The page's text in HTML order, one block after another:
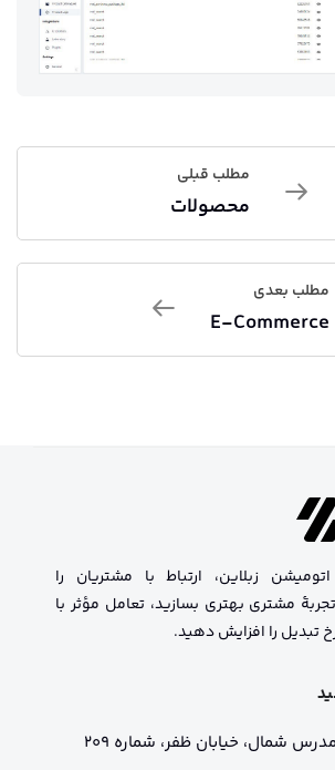
مطلب قبلی
محصولات
مطلب بعدی
E-Commerce
اتومیشن زبلاین، ارتباط با مشتریان را
مشتری بهتری بسازید، تعامل مؤثر با
تبدیل را افزایش دهید.
شمال، خیابان ظفر، شماره 209